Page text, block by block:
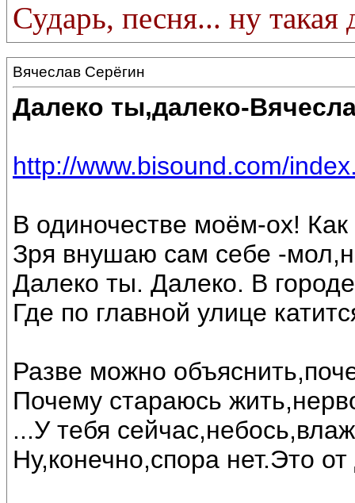
Сударь, песня... ну такая
Вячеслав Серёгин
Далеко ты,далеко-
http://www.bisound.com/
В одиночестве моём-ох! Как
Зря внушаю сам себе -
Далеко ты. Далеко. В
Где по главной улице
Разве можно
Почему стараюсь
...У тебя
Ну,конечно,спора нет.Это